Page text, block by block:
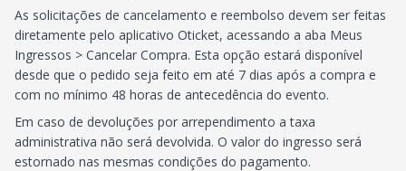
As solicitações de cancelamento e reembolso devem ser feitas
diretamente pelo aplicativo Oticket, acessando a aba Meus
Ingressos > Cancelar Compra. Esta opção estará disponível
desde que o pedido seja feito em até 7 dias após a compra e
com no mínimo 48 horas de antecedência do evento.
Em caso de devoluções por arrependimento a taxa
administrativa não será devolvida. O valor do ingresso será
estornado nas mesmas condições do pagamento.